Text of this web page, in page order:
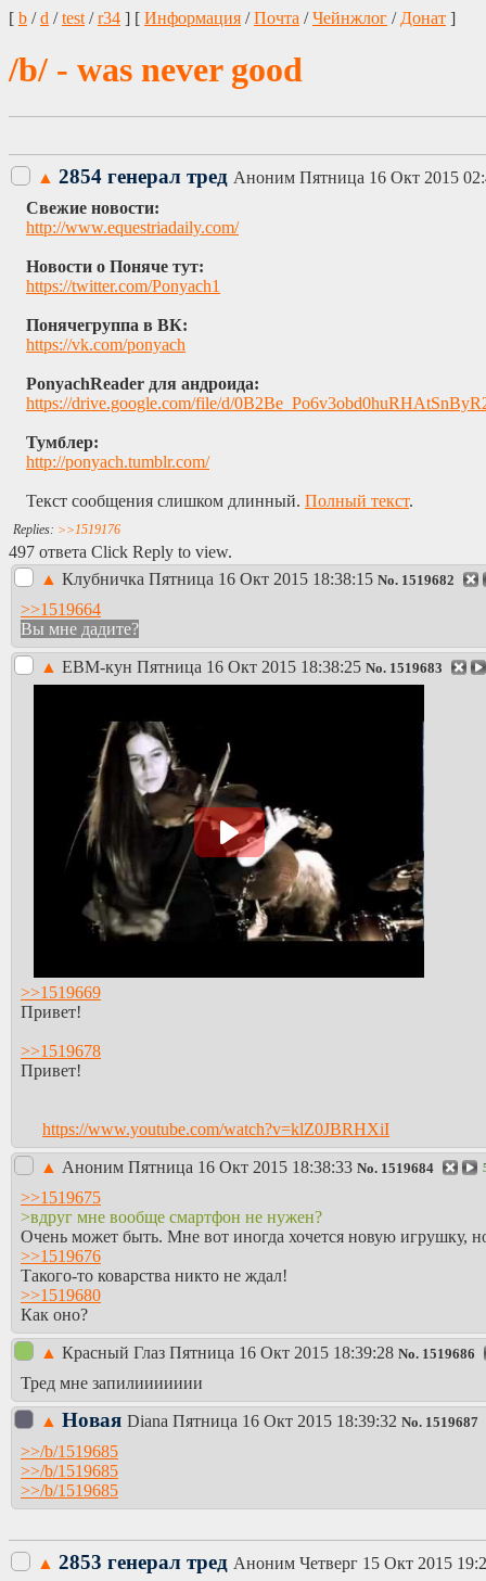
[ b /d /test /r34 ] [ Информация /Почта /Чейнжлог / Донат ]
/b/ - was never good
▲ 2854 генерал тред Аноним Пятница 16 Окт 2015
Свежие новости:
http://www.equestriadaily.com/
Новости о Поняче тут:
https://twitter.com/Ponyach1
Понячегруппа в ВК:
https://vk.com/ponyach
PonyachReader для андроида:
https://drive.google.com/file/d/
Тумблер:
http://ponyach.tumblr.com/
Текст сообщения слишком длинный. Полный текст.
>>1519176
497 ответа Click Reply to view.
▲ Клубничка Пятница 16 Окт 2015 18:38:15 No. 1519682
>>1519664
Вы мне дадите?
▲ EBM-кун Пятница 16 Окт 2015 18:38:25 No. 1519683
>>1519669
Привет!
>>1519678
Привет!
https://www.youtube.com/watch?v=klZ0JBRHXiI
▲ Аноним Пятница 16 Окт 2015 18:38:33 No. 1519684
>>1519675
>вдруг мне вообще смартфон не нужен?
Очень может быть. Мне вот иногда хочется новую игрушку,
>>1519676
Такого-то коварства никто не ждал!
>>1519680
Как оно?
▲ Красный Глаз Пятница 16 Окт 2015 18:39:28 No. 1519686
Тред мне запилиииииии
▲ Новая Diаna Пятница 16 Окт 2015 18:39:32 No. 1519687
>>/b/1519685
>>/b/1519685
>>/b/1519685
▲ 2853 генерал тред Аноним Четверг 15 Окт 2015